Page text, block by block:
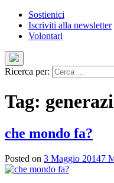
Sostienici
Iscriviti alla newsletter
Volontari
Ricerca per:
Tag:
che mondo fa?
Posted on 3 Maggio 20147